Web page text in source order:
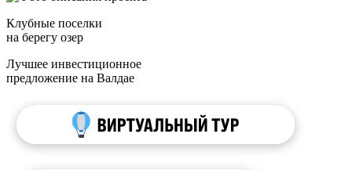
Клубные поселки
на берегу озер
Лучшее инвестиционное
предложение на Валдае